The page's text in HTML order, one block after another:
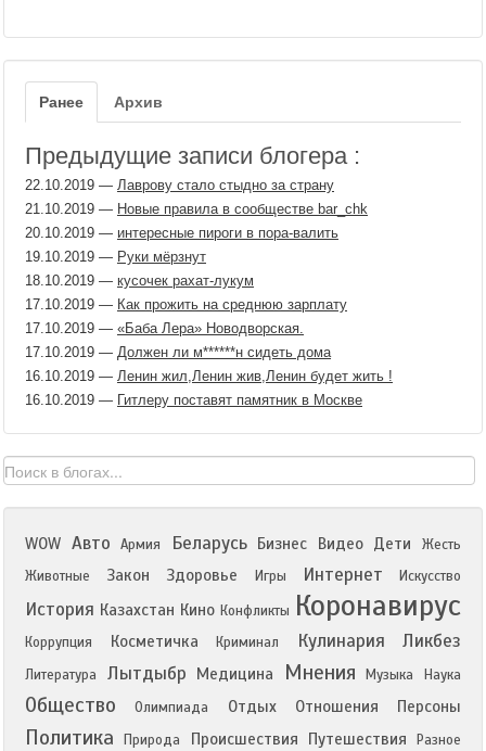
Ранее Архив
Предыдущие записи блогера :
22.10.2019 — Лаврову стало стыдно за страну
21.10.2019 — Новые правила в сообществе bar_chk
20.10.2019 — интересные пироги в пора-валить
19.10.2019 — Руки мёрзнут
18.10.2019 — кусочек рахат-лукум
17.10.2019 — Как прожить на среднюю зарплату
17.10.2019 — «Баба Лера» Новодворская.
17.10.2019 — Должен ли м​******н сидеть дома
16.10.2019 — Ленин жил,Ленин жив,Ленин будет жить !
16.10.2019 — Гитлеру поставят памятник в Москве
WOW Авто Армия Беларусь Бизнес Видео Дети
Жесть
Животные
Закон Здоровье Игры Интернет Искусство
История Казахстан Кино Конфликты Коронавирус
Коррупция Косметичка Криминал Кулинария Ликбез
Литература Лытдыбр Медицина Мнения Музыка Наука
Общество Олимпиада Отдых Отношения Персоны
Политика Природа Происшествия Путешествия
Разное